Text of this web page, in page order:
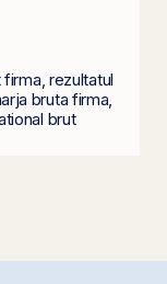
rezultatul
bruta firma,
brut